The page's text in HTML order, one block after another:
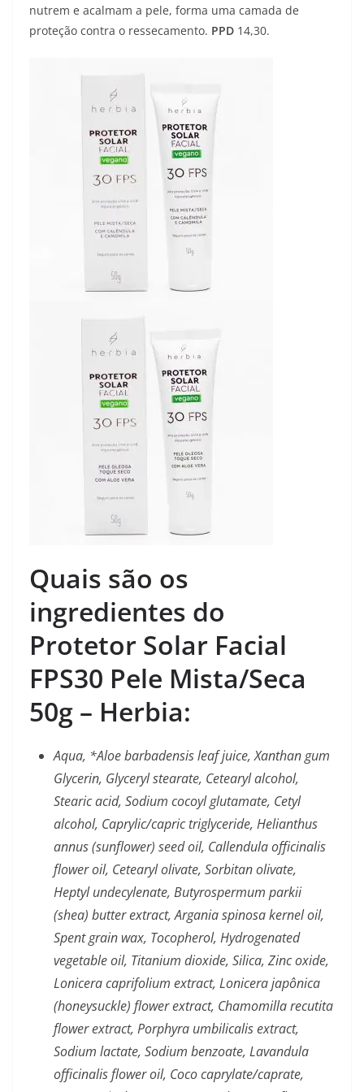
nutrem e acalmam a pele, forma uma camada de
proteção contra o ressecamento. PPD 14,30.
Quais são os
ingredientes do
Protetor Solar Facial
FPS30 Pele Mista/Seca
50g – Herbia:
Aqua, *Aloe barbadensis leaf juice, Xanthan gum
Glycerin, Glyceryl stearate, Cetearyl alcohol,
Stearic acid, Sodium cocoyl glutamate, Cetyl
alcohol, Caprylic/capric triglyceride, Helianthus
annus (sunflower) seed oil, Callendula officinalis
flower oil, Cetearyl olivate, Sorbitan olivate,
Heptyl undecylenate, Butyrospermum parkii
(shea) butter extract, Argania spinosa kernel oil,
Spent grain wax, Tocopherol, Hydrogenated
vegetable oil, Titanium dioxide, Silica, Zinc oxide,
Lonicera caprifolium extract, Lonicera japônica
(honeysuckle) flower extract, Chamomilla recutita
flower extract, Porphyra umbilicalis extract,
Sodium lactate, Sodium benzoate, Lavandula
officinalis flower oil, Coco caprylate/caprate,